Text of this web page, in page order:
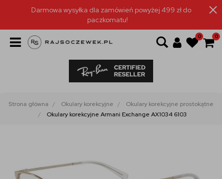
Darmowa wysyłka dla zamówień powyżej 499 zł do
paczkomatu!
0 0
Strona główna Okulary korekcyjne
Okulary korekcyjne prostokątne
Okulary korekcyjne Armani Exchange AX1034 6103